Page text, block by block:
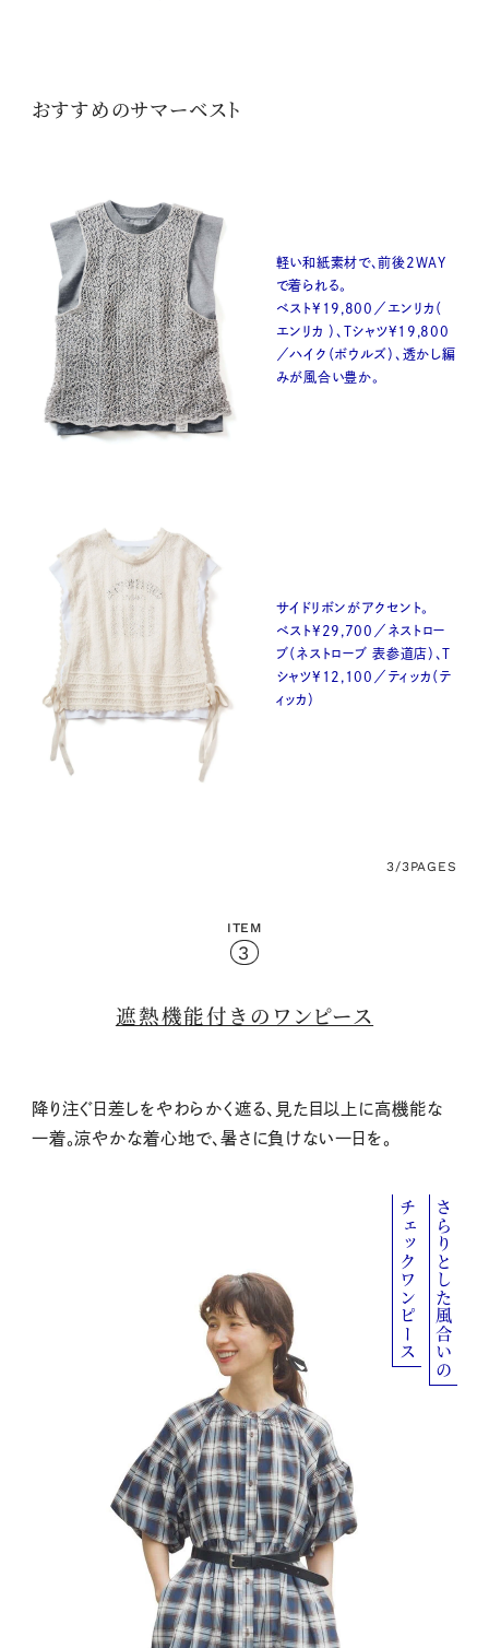
おすすめのサマーベスト
軽い和紙素材で、前後2WAY
で着られる。
ベスト¥19,800／エンリカ（
エンリカ ）、Tシャツ¥19,800
／ハイク（ボウルズ）、透かし編
みが風合い豊か。
サイドリボンがアクセント。
ベスト¥29,700／ネストロー
ブ（ネストローブ 表参道店）、T
シャツ¥12,100／ティッカ（テ
ィッカ）
3/3PAGES
ITEM
3
遮熱機能付きのワンピース
降り注ぐ日差しをやわらかく遮る、見た目以上に高機能な
一着。涼やかな着心地で、暑さに負けない一日を。
さらりとした風合いの
チェックワンピース